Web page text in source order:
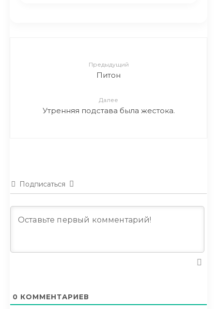
Предыдущий
Питон
Далее
Утренняя подстава была жестока.
Подписаться
0 КОММЕНТАРИЕВ